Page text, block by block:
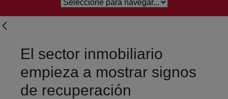
El sector inmobiliario
empieza a mostrar signos
de recuperación